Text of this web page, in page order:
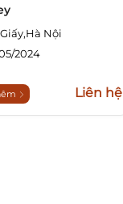
Nội
2024
Liên hệ